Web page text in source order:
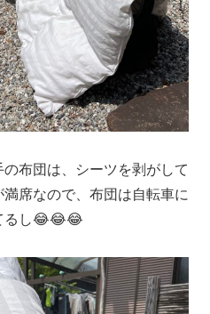
布団は、シーツを剥がして
席なので、布団は自転車に
るし😂😂😂